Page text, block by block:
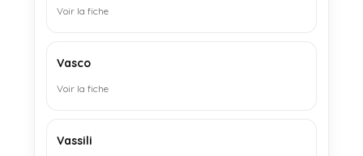
Voir la fiche
Vasco
Voir la fiche
Vassili